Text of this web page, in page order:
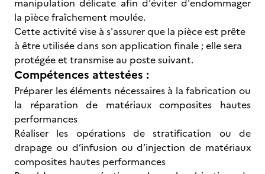
manipulation délicate afin d'éviter d'endommager
la pièce fraîchement moulée.
Cette activité vise à s'assurer que la pièce est prête
à être utilisée dans son application finale ; elle sera
protégée et transmise au poste suivant.
Compétences attestées :
Préparer les éléments nécessaires à la fabrication ou
la réparation de matériaux composites hautes
performances
Réaliser les opérations de stratification ou de
drapage ou d’infusion ou d’injection de matériaux
composites hautes performances